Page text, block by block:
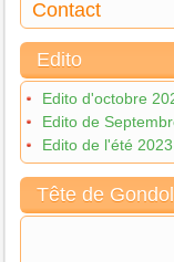
Contact
Edito
Edito d'octobre
Edito de
Edito de l'été 2023
Tête de